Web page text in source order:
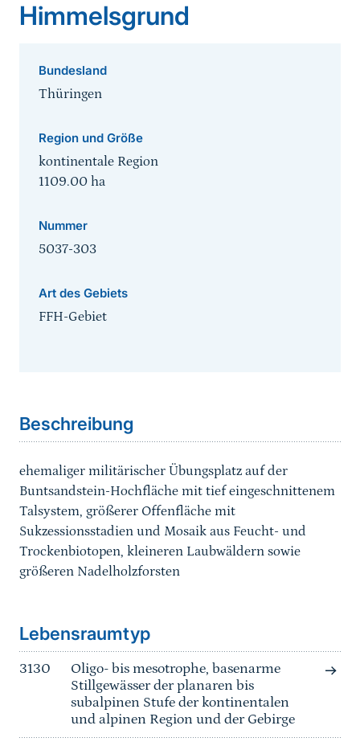
Himmelsgrund
Bundesland
Thüringen
Region und Größe
kontinentale Region
1109.00 ha
Nummer
5037-303
Art des Gebiets
FFH-Gebiet
Beschreibung
ehemaliger militärischer Übungsplatz auf der
Buntsandstein-Hochfläche mit tief eingeschnittenem
Talsystem, größerer Offenfläche mit
Sukzessionsstadien und Mosaik aus Feucht- und
Trockenbiotopen, kleineren Laubwäldern sowie
größeren Nadelholzforsten
Lebensraumtyp
3130
Oligo- bis mesotrophe, basenarme
Stillgewässer der planaren bis
subalpinen Stufe der kontinentalen
und alpinen Region und der Gebirge